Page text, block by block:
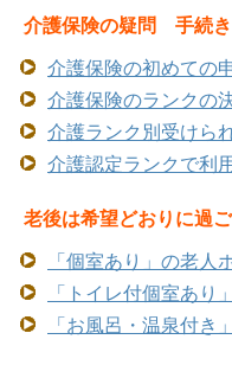
介護保険の疑問 手続き
介護保険の初めての
介護保険のランクの
介護ランク別受けら
介護認定ランクで利
老後は希望どおりに過
「個室あり」の老人
「トイレ付個室あり
「お風呂・温泉付き